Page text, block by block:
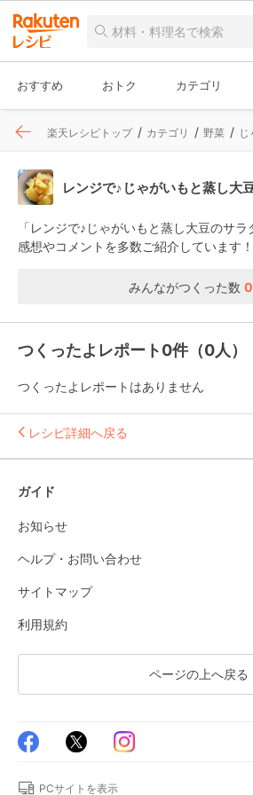
おすすめ おトク カテゴリ
楽天レシピトップ カテゴリ 野菜 じ
レンジで♪じゃがいもと蒸し大
「レンジで♪じゃがいもと蒸し大豆のサ
感想やコメントを多数ご紹介しています！
みんながつくった数 0
つくったよレポート0件（0人）
つくったよレポートはありません
レシピ詳細へ戻る
ガイド
お知らせ
ヘルプ・お問い合わせ
サイトマップ
利用規約
ページの上へ戻る
PCサイトを表示